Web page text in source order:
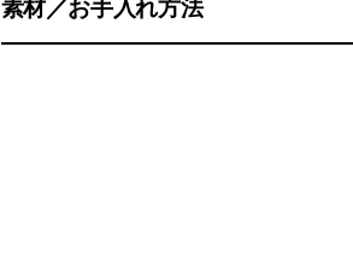
素材／お手入れ方法